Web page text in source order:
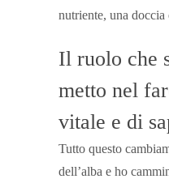
nutriente, una doccia
Il ruolo che
metto nel
vitale e di
Tutto questo
dell’alba e ho